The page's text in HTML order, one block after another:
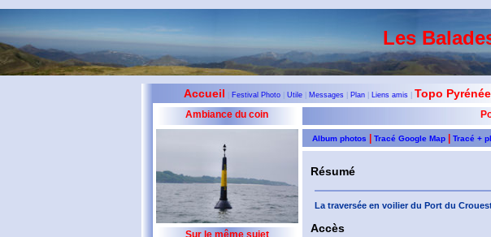
Les
Accueil Festival Photo| Utile| Messages| Plan| Liens amis| Topo
Ambiance du coin
Sur le même sujet
Album photos Tracé Google Map| Tracé +
Résumé
La traversée en voilier du Port du
Accès